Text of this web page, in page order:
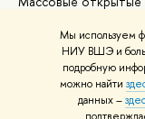
Мы используем
НИУ ВШЭ и
подробную
можно найти
данных –
© НИУ ВШЭ 1993–2026
Условия